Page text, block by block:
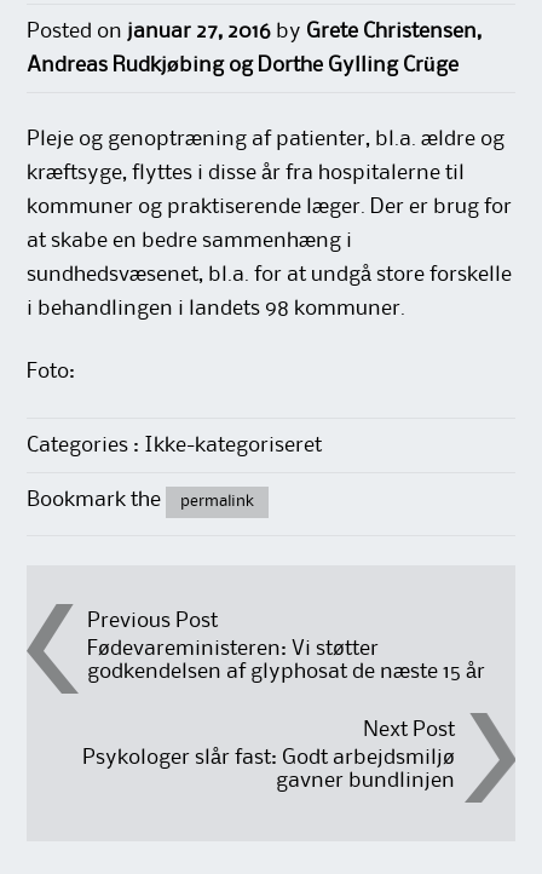
Posted on januar 27, 2016 by Grete Christensen,
Andreas Rudkjøbing og Dorthe Gylling Crüge
Pleje og genoptræning af patienter, bl.a. ældre og
kræftsyge, flyttes i disse år fra hospitalerne til
kommuner og praktiserende læger. Der er brug for
at skabe en bedre sammenhæng i
sundhedsvæsenet, bl.a. for at undgå store forskelle
i behandlingen i landets 98 kommuner.
Foto:
Categories : Ikke-kategoriseret
Bookmark the permalink
Post
navigation
Previous Post
Fødevareministeren: Vi støtter
godkendelsen af glyphosat de næste 15 år
Next Post
Psykologer slår fast: Godt arbejdsmiljø
gavner bundlinjen